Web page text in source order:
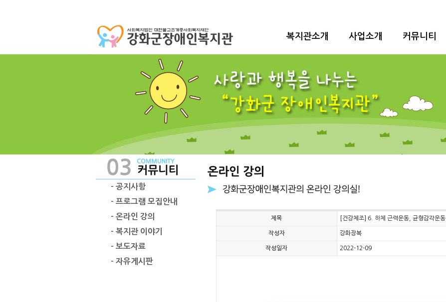
복지관소개 사업소개 커뮤니티
- 공지사항
- 프로그램 모집안내
- 온라인 강의
- 복지관 이야기
- 보도자료
- 자유게시판
제목 [건강체조] 6. 하체 근력운동, 균형감각운동
작성자 강화장복
작성일자 2022-12-09